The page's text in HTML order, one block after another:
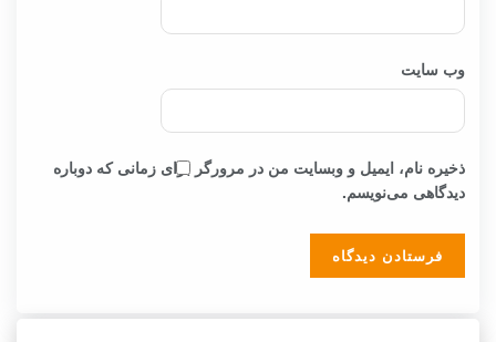
وب‌ سایت
ذخیره نام، ایمیل و وبسایت من در مرورگر برای زمانی که دوباره
دیدگاهی می‌نویسم.